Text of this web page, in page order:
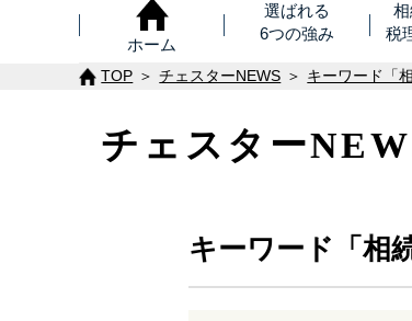
ホーム
選ばれる
6つの強み
税
TOP チェスターNEWS キーワード「
チェスター
キーワード「相